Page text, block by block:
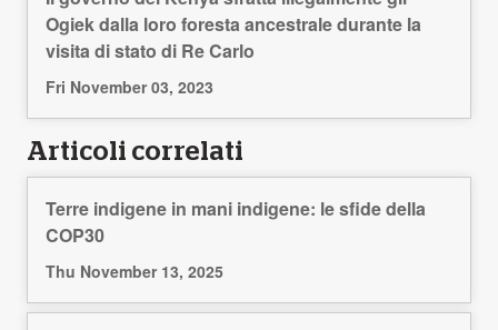
Ogiek dalla loro foresta ancestrale durante la
visita di stato di Re Carlo
Fri November 03, 2023
Articoli correlati
Terre indigene in mani indigene: le sfide della
COP30
Thu November 13, 2025